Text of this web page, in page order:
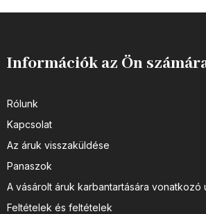
Információk az Ön
Rólunk
Kapcsolat
Az áruk visszaküldése
Panaszok
A vásárolt áruk karbantartására vonatkozó
Feltételek és feltételek